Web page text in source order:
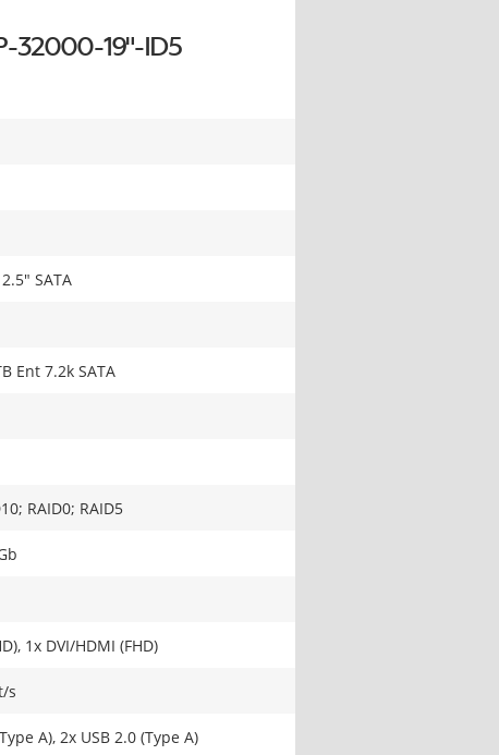
32000-19"-ID5
SATA
Ent 7.2k SATA
RAID0; RAID5
1x DVI/HDMI (FHD)
s
A), 2x USB 2.0 (Type A)